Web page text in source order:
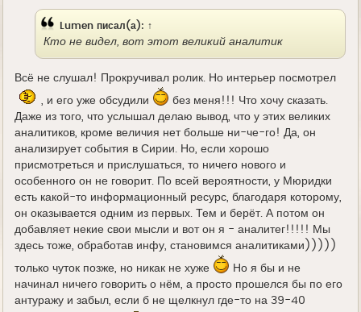
Lumen писал(а): ↑
Кто не видел, вот этот великий аналитик
Всё не слушал! Прокручивал ролик. Но интерьер посмотрел
, и его уже обсудили
без меня!!! Что хочу сказать.
Даже из того, что услышал делаю вывод, что у этих великих
аналитиков, кроме величия нет больше ни-че-го! Да, он
анализирует события в Сирии. Но, если хорошо
присмотреться и прислушаться, то ничего нового и
особенного он не говорит. По всей вероятности, у Мюридки
есть какой-то информационный ресурс, благодаря которому,
он оказывается одним из первых. Тем и берёт. А потом он
добавляет некие свои мысли и вот он я - аналитег!!!!! Мы
здесь тоже, обработав инфу, становимся аналитиками)))))
только чуток позже, но никак не хуже
Но я бы и не
начинал ничего говорить о нём, а просто прошелся бы по его
антуражу и забыл, если б не щелкнул где-то на 39-40